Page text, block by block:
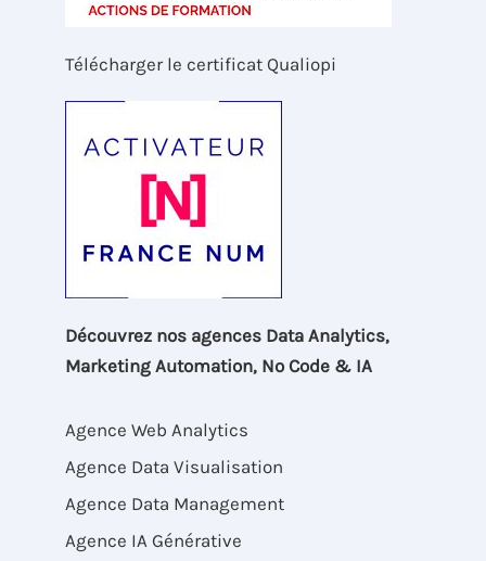
Télécharger le certificat Qualiopi
Découvrez nos agences Data Analytics,
Marketing Automation, No Code & IA
Agence Web Analytics
Agence Data Visualisation
Agence Data Management
Agence IA Générative